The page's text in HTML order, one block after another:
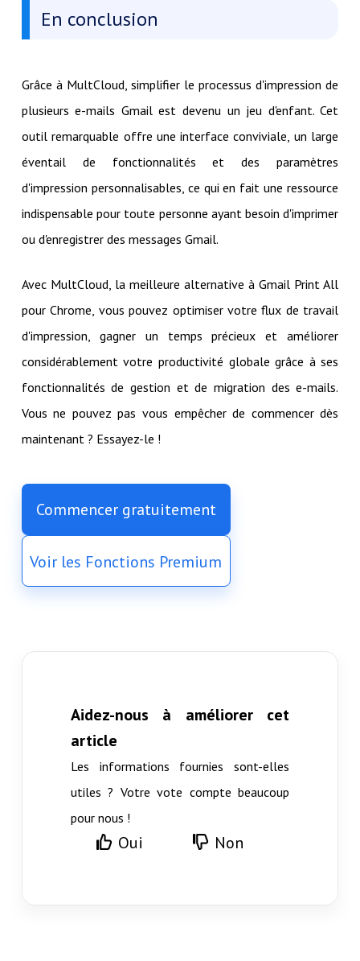
En conclusion
Grâce à MultCloud, simplifier le processus d'impression de
plusieurs e-mails Gmail est devenu un jeu d'enfant. Cet
outil remarquable offre une interface conviviale, un large
éventail de fonctionnalités et des paramètres
d'impression personnalisables, ce qui en fait une ressource
indispensable pour toute personne ayant besoin d'imprimer
ou d'enregistrer des messages Gmail.
Avec MultCloud, la meilleure alternative à Gmail Print All
pour Chrome, vous pouvez optimiser votre flux de travail
d'impression, gagner un temps précieux et améliorer
considérablement votre productivité globale grâce à ses
fonctionnalités de gestion et de migration des e-mails.
Vous ne pouvez pas vous empêcher de commencer dès
maintenant ? Essayez-le !
Commencer gratuitement
Voir les Fonctions Premium
Aidez-nous à améliorer cet
article
Les informations fournies sont-elles
utiles ? Votre vote compte beaucoup
pour nous !
Oui Non